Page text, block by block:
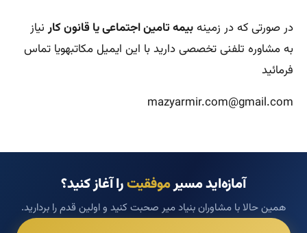
در صورتی که در زمینهبیمه تامین اجتماعی یا قانون کارنیاز
به مشاوره تلفنی تخصصی دارید با این ایمیل مکاتبهویا تماس
فرمائید
mazyarmir.com@gmail.com
آمازه‌اید مسیرموفقیترا آغاز کنید؟
همین حالا با مشاوران بنیاد میر صحبت کنید و اولین قدم را بردارید.